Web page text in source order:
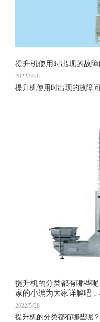
提升机使用时出现的故
2022/5/28
提升机使用时出现的故障
提升机的分类都有哪些
家的小编为大家详解吧
2022/5/28
提升机的分类都有哪些呢